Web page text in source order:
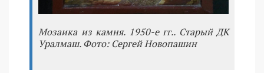
Мозаика из камня. 1950-е гг.. Старый ДК
Уралмаш. Фото: Сергей Новопашин